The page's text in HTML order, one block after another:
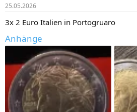
e
:
25.05.2026
3x 2 Euro Italien in Portogruaro
Anhänge